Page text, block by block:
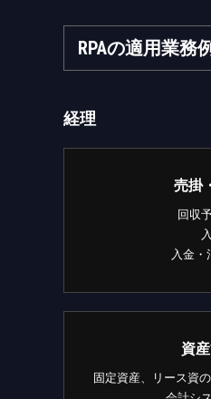
RPAの適用業務
経理
売掛
回収
入金・
資
固定資産、リース資